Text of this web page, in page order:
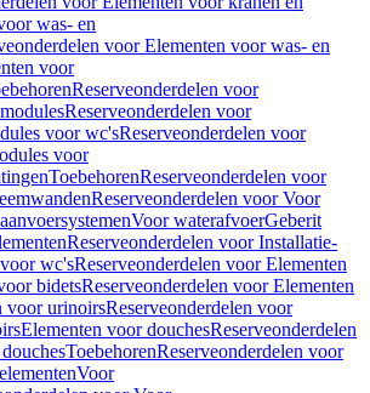
was- en
voor Elementen voor was- en
voor
Reserveonderdelen voor
Reserveonderdelen voor
voor wc'sReserveonderdelen voor
voor
ToebehorenReserveonderdelen voor
Reserveonderdelen voor Voor
Voor waterafvoerGeberit
Reserveonderdelen voor Installatie-
wc'sReserveonderdelen voor Elementen
bidetsReserveonderdelen voor Elementen
voor urinoirsReserveonderdelen voor
Elementen voor douchesReserveonderdelen
ToebehorenReserveonderdelen voor
Voor